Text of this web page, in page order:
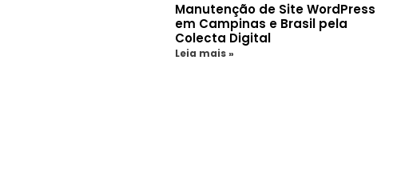
Manutenção de Site WordPress
em Campinas e Brasil pela
Colecta Digital
Leia mais »